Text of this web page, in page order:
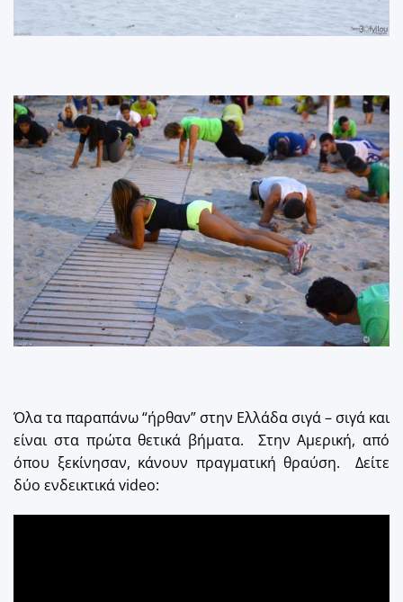
Όλα τα παραπάνω “ήρθαν” στην Ελλάδα σιγά – σιγά και
είναι στα πρώτα θετικά βήματα. Στην Αμερική, από
όπου ξεκίνησαν, κάνουν πραγματική θραύση. Δείτε
δύο ενδεικτικά video: